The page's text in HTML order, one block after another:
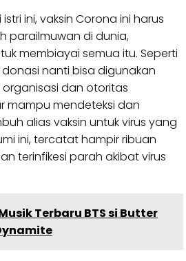
ini, vaksin Corona ini harus
parailmuwan di dunia,
membiayai semua itu. Seperti
donasi nanti bisa digunakan
dan otoritas
mampu mendeteksi dan
alias vaksin untuk virus yang
ini, tercatat hampir ribuan
terinfikesi parah akibat virus
Terbaru BTS si Butter